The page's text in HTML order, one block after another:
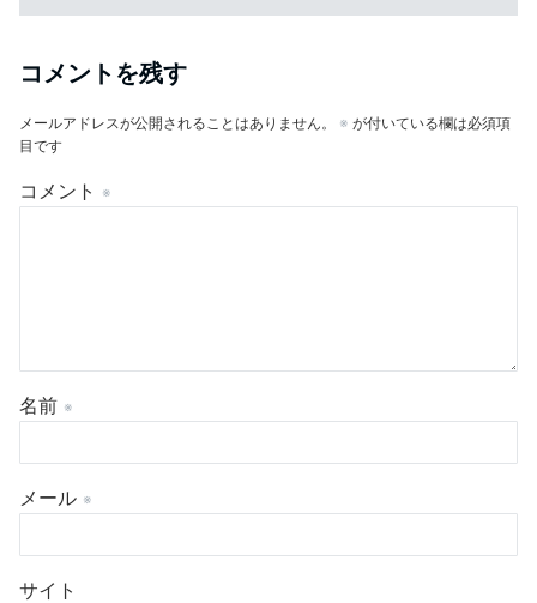
コメントを残す
メールアドレスが公開されることはありません。 ※ が付いている欄は必須項
目です
コメント ※
名前 ※
メール ※
サイト